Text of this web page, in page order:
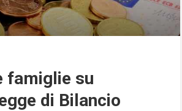
famiglie su
di Bilancio